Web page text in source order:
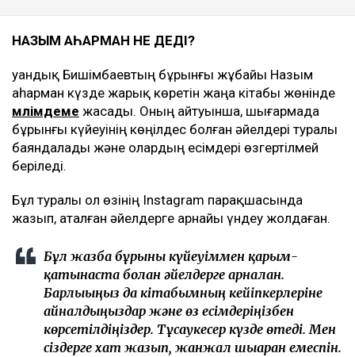
НАЗЫМ ҚАҺАРМАН НЕ ДЕДІ?
Қуандық Бишімбаевтың бұрынғы жұбайы Назым
Қаһарман күзде жарық көретін жаңа кітабы жөнінде
мәлімдеме жасады. Оның айтуынша, шығармада
бұрынғы күйеуінің көңілдес болған әйелдері туралы
баяндалады және олардың есімдері өзгертілмей
беріледі.
Бұл туралы ол өзінің Instagram парақшасында
жазып, аталған әйелдерге арнайы үндеу жолдаған.
Бұл жазба бұрынғы күйеуіммен қарым-
қатынаста болған әйелдерге арналған.
Барлығыңыз да кітабымның кейіпкерлеріне
айналдыңыздар және өз есімдеріңізбен
көрсетілдіңіздер. Тұсаукесер күзде өтеді. Мен
сіздерге хат жазып, жанжал шығарған емеспін.